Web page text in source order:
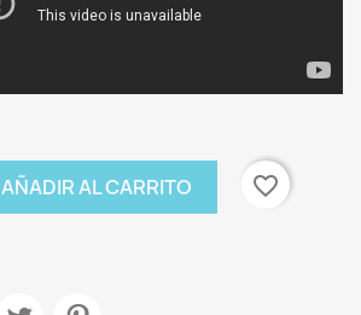
AÑADIR AL CARRITO favorite_border